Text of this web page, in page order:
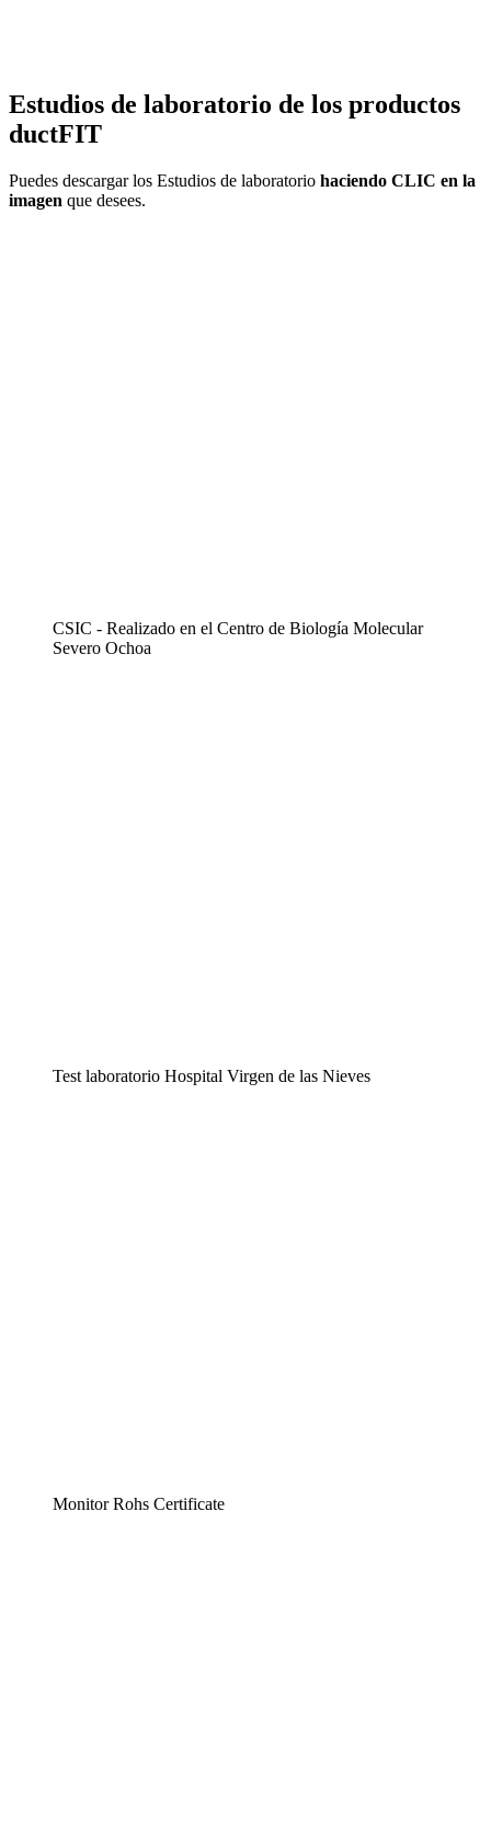
Estudios de laboratorio de los productos
ductFIT
Puedes descargar los Estudios de laboratorio haciendo CLIC en la
imagen que desees.
CSIC - Realizado en el Centro de Biología Molecular
Severo Ochoa
Test laboratorio Hospital Virgen de las Nieves
Monitor Rohs Certificate